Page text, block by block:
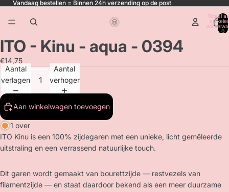
Vandaag bestellen = Binnen 24h verzending op de post
Totaal
0
ITO - Kinu - aqua - 0394
€14,75
Aantal
verlagen
Aantal
verhogen
Aan winkelwagen toevoegen
1 over
ITO Kinu is een 100% zijdegaren met een unieke, licht gemêleerde
uitstraling en een verrassend natuurlijke touch.
Dit garen wordt gemaakt van bourettzijde — restvezels van
filamentzijde — en staat daardoor bekend als een meer duurzame